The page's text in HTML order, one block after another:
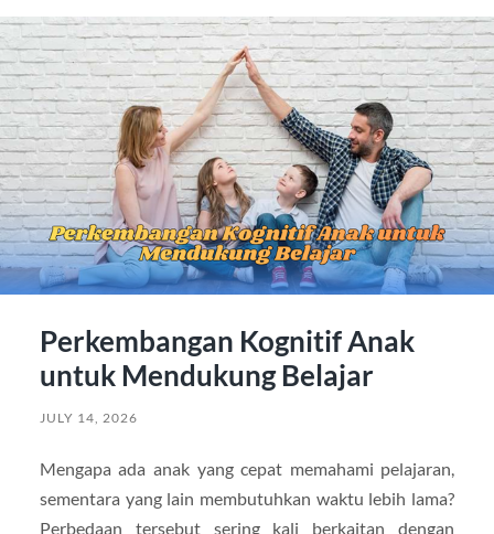
Perkembangan Kognitif Anak
untuk Mendukung Belajar
JULY 14, 2026
Mengapa ada anak yang cepat memahami pelajaran,
sementara yang lain membutuhkan waktu lebih lama?
Perbedaan tersebut sering kali berkaitan dengan